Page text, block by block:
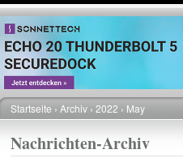
Direkt
zum
Inhalt
Pfadnavigation
Startseite Archiv 2022 May
Nachrichten-Archiv